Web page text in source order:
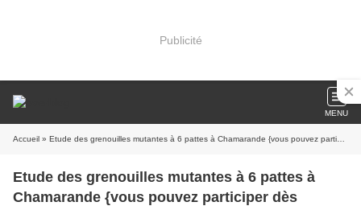
Publicité
MENU
Accueil » Etude des grenouilles mutantes à 6 pattes à Chamarande {vous pouvez participer dès demain}
Etude des grenouilles mutantes à 6 pattes à
Chamarande {vous pouvez participer dès